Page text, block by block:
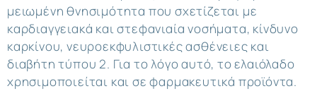
μειωμένη θνησιμότητα που σχετίζεται με
καρδιαγγειακά και στεφανιαία νοσήματα, κίνδυνο
καρκίνου, νευροεκφυλιστικές ασθένειες και
διαβήτη τύπου 2. Για το λόγο αυτό, το ελαιόλαδο
χρησιμοποιείται και σε φαρμακευτικά προϊόντα.